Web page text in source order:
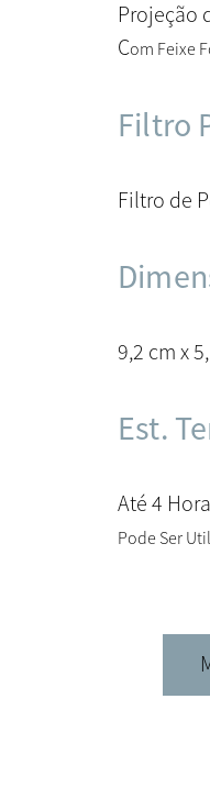
Projeção
Com Feixe
Filtro
Filtro de
9,2 cm x
Est.
Até 4
Pode Ser